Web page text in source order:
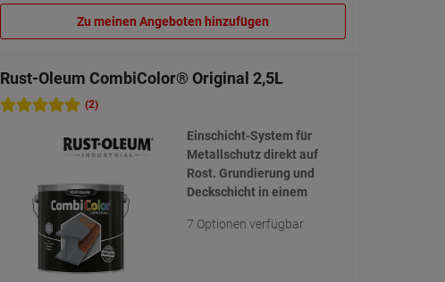
Zu meinen Angeboten hinzufügen
Rust-Oleum CombiColor® Original 2,5L
(2)
Einschicht-System für
Metallschutz direkt auf
Rost. Grundierung und
Deckschicht in einem
7 Optionen verfügbar